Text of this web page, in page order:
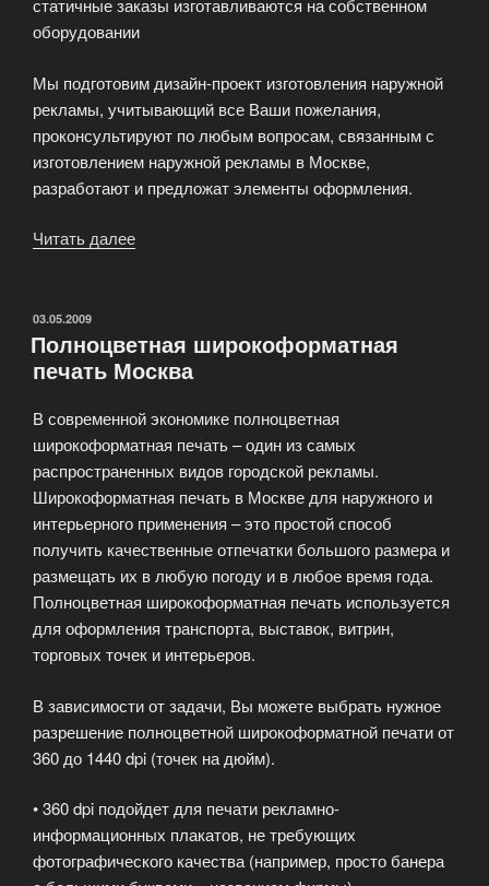
статичные заказы изготавливаются на собственном
оборудовании
Мы подготовим дизайн-проект изготовления наружной
рекламы, учитывающий все Ваши пожелания,
проконсультируют по любым вопросам, связанным с
изготовлением наружной рекламы в Москве,
разработают и предложат элементы оформления.
Читать далее
Москве»
ОПУБЛИКОВАНО
03.05.2009
Полноцветная широкоформатная
печать Москва
В современной экономике полноцветная
широкоформатная печать – один из самых
распространенных видов городской рекламы.
Широкоформатная печать в Москве для наружного и
интерьерного применения – это простой способ
получить качественные отпечатки большого размера и
размещать их в любую погоду и в любое время года.
Полноцветная широкоформатная печать используется
для оформления транспорта, выставок, витрин,
торговых точек и интерьеров.
В зависимости от задачи, Вы можете выбрать нужное
разрешение полноцветной широкоформатной печати от
360 до 1440 dpi (точек на дюйм).
• 360 dpi подойдет для печати рекламно-
информационных плакатов, не требующих
фотографического качества (например, просто банера